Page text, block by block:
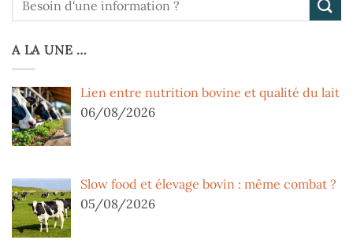
A LA UNE …
Lien entre nutrition bovine et qualité du lait
06/08/2026
Slow food et élevage bovin : même combat ?
05/08/2026